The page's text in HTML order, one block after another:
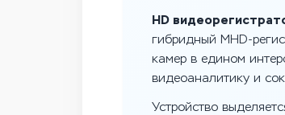
HD
гибридный MHD-
камер в едином
видеоаналитику и
Устройство